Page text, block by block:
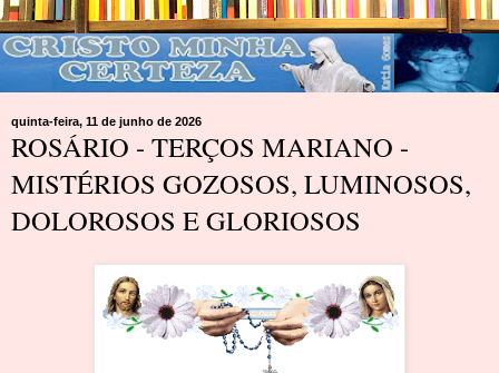
quinta-feira, 11 de junho de 2026
ROSÁRIO - TERÇOS MARIANO -
MISTÉRIOS GOZOSOS, LUMINOSOS,
DOLOROSOS E GLORIOSOS